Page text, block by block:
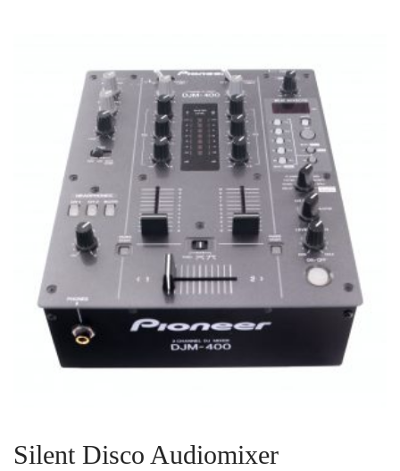
Silent Disco Audiomixer